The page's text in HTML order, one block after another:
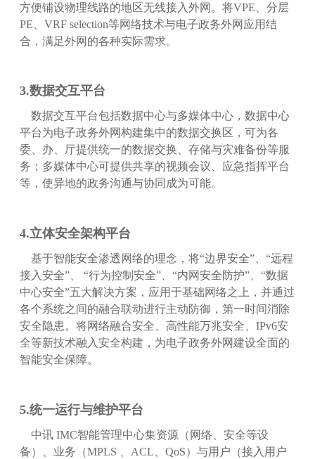
方便铺设物理线路的地区无线接入外网。将VPE、分层
PE、VRF selection等网络技术与电子政务外网应用结
合，满足外网的各种实际需求。
3.数据交互平台
数据交互平台包括数据中心与多媒体中心，数据中心
平台为电子政务外网构建集中的数据交换区，可为各
委、办、厅提供统一的数据交换、存储与灾难备份等服
务；多媒体中心可提供共享的视频会议、应急指挥平台
等，使异地的政务沟通与协同成为可能。
4.立体安全架构平台
基于智能安全渗透网络的理念，将“边界安全”、“远程
接入安全”、 “行为控制安全”、“内网安全防护”、“数据
中心安全”五大解决方案，应用于基础网络之上，并通过
各个系统之间的融合联动进行主动防御，第一时间消除
安全隐患。将网络融合安全、高性能万兆安全、IPv6安
全等新技术融入安全构建，为电子政务外网建设全面的
智能安全保障。
5.统一运行与维护平台
中讯 IMC智能管理中心集资源（网络、安全等设
备）、业务（MPLS 、ACL、QoS）与用户（接入用户